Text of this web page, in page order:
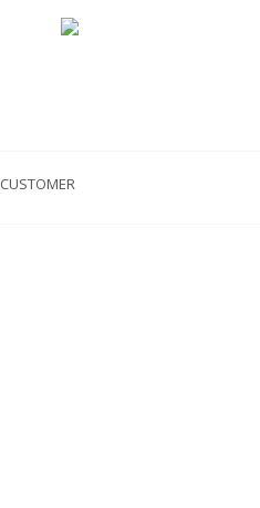
CUSTOMER